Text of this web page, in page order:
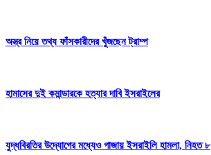
অস্ত্র নিয়ে তথ্য ফাঁসকারীদের খুঁজছেন ট্রাম্প
হামাসের দুই কমান্ডারকে হত্যার দাবি ইসরাইলের
যুদ্ধবিরতির উদ্যোগের মধ্যেও গাজায় ইসরাইলি হামলা, নিহত ৮